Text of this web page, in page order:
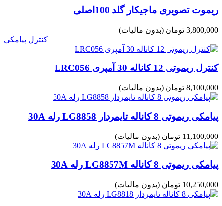
ریموت تصویری ماجیکار گلد 100اصلی
3,800,000 تومان
(بدون مالیات)
کنترل پیامکی
کنترل ریموتی 12 کاناله 30 آمپری LRC056
8,100,000 تومان (بدون مالیات)
پیامکی ریموتی 8 کاناله تایمردار LG8858 رله 30A
11,100,000 تومان (بدون مالیات)
پیامکی ریموتی 8 کاناله LG8857M رله 30A
10,250,000 تومان (بدون مالیات)